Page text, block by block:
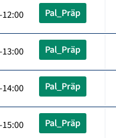
Pal_Präp
Pal_Präp
Pal_Präp
Pal_Präp